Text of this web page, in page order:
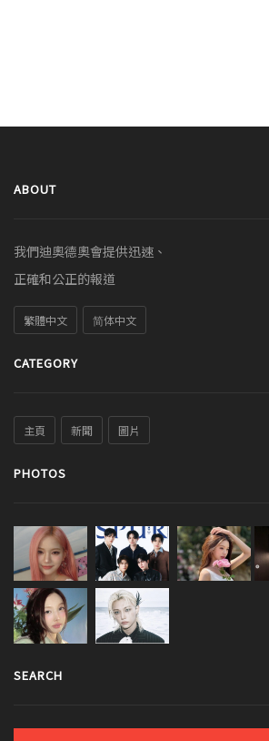
ABOUT
我們迪奧德奧會提供迅速、
正確和公正的報道
繁體中文 简体中文
CATEGORY
主頁 新聞 圖片
PHOTOS
SEARCH